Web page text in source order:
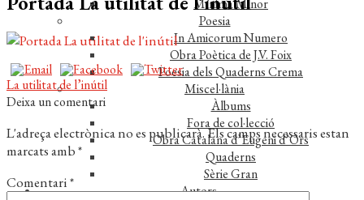
Mínima Minor
Poesia
In Amicorum Numero
Obra Poètica de J.V. Foix
Poesia dels Quaderns Crema
Miscel·lània
Àlbums
Fora de col·lecció
Obra Catalana d’Eugeni d’Ors
Quaderns
Sèrie Gran
Autors
Navegació
d'entrades
Entrada
anterior:
La utilitat de l’inútil
Deixa un comentari
L'adreça electrònica no es publicarà.Els camps necessaris estan
marcats amb*
Comentari*